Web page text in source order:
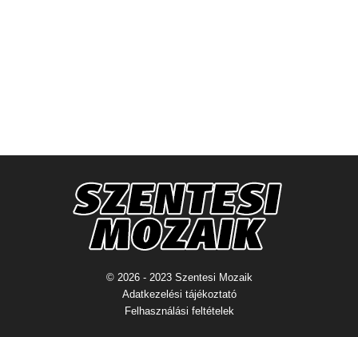
© 2026 - 2023 Szentesi Mozaik
Adatkezelési tájékoztató
Felhasználási feltételek